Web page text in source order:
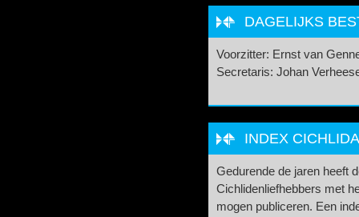
DAGELIJKS
Voorzitter: Ernst van
Secretaris: Johan
INDEX
Gedurende de jaren heeft
Cichlidenliefhebbers met
mogen publiceren. Een